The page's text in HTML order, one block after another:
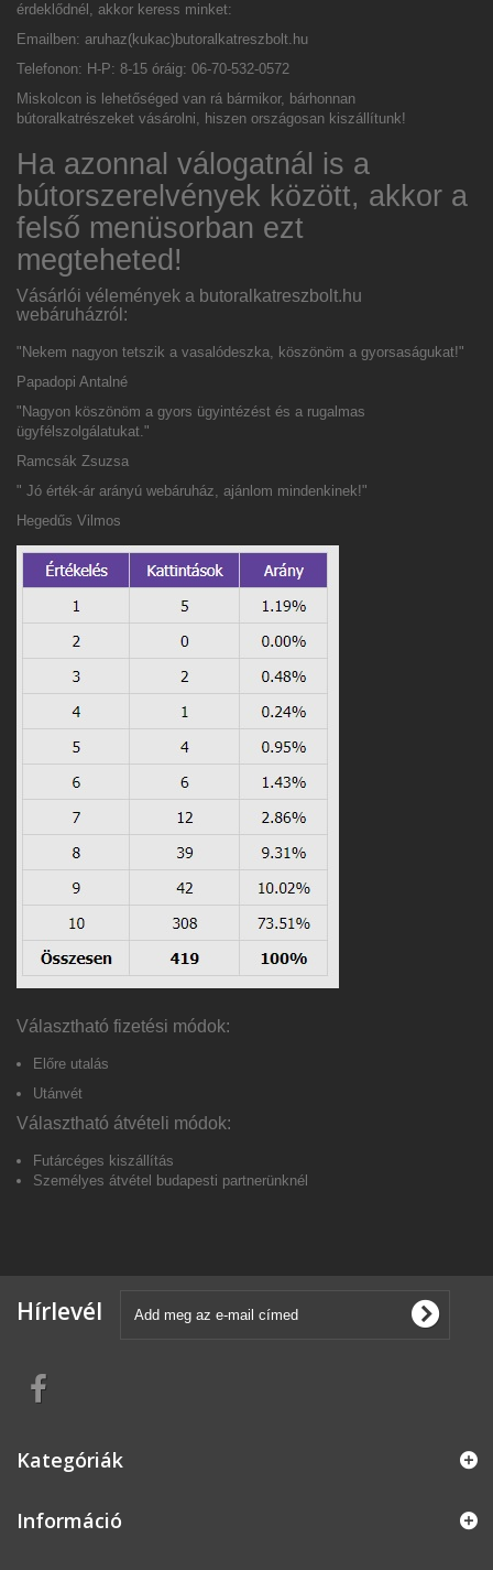
érdeklődnél, akkor keress minket:
Emailben: aruhaz(kukac)butoralkatreszbolt.hu
Telefonon: H-P: 8-15 óráig: 06-70-532-0572
Miskolcon is lehetőséged van rá bármikor, bárhonnan
bútoralkatrészeket vásárolni, hiszen országosan kiszállítunk!
Ha azonnal válogatnál is a
bútorszerelvények között, akkor a
felső menüsorban ezt
megteheted!
Vásárlói vélemények a butoralkatreszbolt.hu
webáruházról:
"Nekem nagyon tetszik a vasalódeszka, köszönöm a gyorsaságukat!"
Papadopi Antalné
"Nagyon köszönöm a gyors ügyintézést és a rugalmas
ügyfélszolgálatukat."
Ramcsák Zsuzsa
" Jó érték-ár arányú webáruház, ajánlom mindenkinek!"
Hegedűs Vilmos
Választható fizetési módok:
Előre utalás
Utánvét
Választható átvételi módok:
Futárcéges kiszállítás
Személyes átvétel budapesti partnerünkné
Hírlevél
Kategóriák
Információ